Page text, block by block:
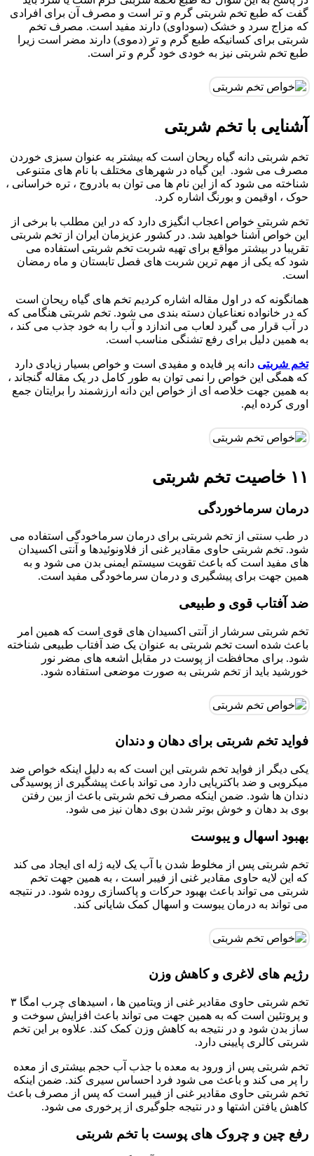
گفت که طبع تخم شربتی گرم و تر است و مصرف آن برای افرادی
که مزاج سرد و خشک (سوداوی) دارند مفید است. مصرف تخم
شربتی برای کسانیکه طبع گرم و تر (دموی) دارند مضر است زیرا
طبع تخم شربتی نیز به خودی خود گرم و تر است‌.
آشنایی با تخم شربتی
تخم شربتی دانه گیاه ریحان است که بیشتر به عنوان سبزی خوردن
مصرف می شود. این گیاه در شهرهای مختلف با نام های متنوعی
شناخته می شود که از این نام ها می توان به بادروج ، تره خراسانی ،
حوک ، اوقیمن و بورنگ اشاره کرد.
تخم شربتی خواص اعجاب انگیزی دارد که در این مطلب با برخی از
این خواص آشنا خواهید شد. در کشور عزیزمان ایران از تخم شربتی
تقریبا در بیشتر مواقع برای تهیه شربت تخم شربتی استفاده می
شود که یکی از مهم ترین شربت های فصل تابستان و ماه رمضان
است.
همانگونه که در اول مقاله اشاره کردیم تخم های گیاه ریحان است
که در خانواده نعناعیان دسته بندی می شود. تخم شربتی هنگامی که
در آب قرار می گیرد لعاب می اندازد و آب را به خود جذب می کند ،
به همین دلیل برای رفع تشنگی مناسب است.
تخم شربتی دانه پر فایده و مفیدی است و خواص بسیار زیادی دارد
که همگی این خواص را نمی توان به طور کامل در یک مقاله گنجاند ،
به همین جهت خلاصه ای از خواص این دانه ارزشمند را برایتان جمع
اوری کرده ایم.
۱۱ خاصیت تخم شربتی
درمان سرماخوردگی
در طب سنتی از تخم شربتی برای درمان سرماخودگی استفاده می
شود. تخم شربتی حاوی مقادیر غنی از فلاونوئیدها و آنتی اکسیدان
های مفید است که باعث تقویت سیستم ایمنی بدن می شود و به
همین جهت برای پیشگیری و درمان سرماخودگی مفید است.
ضد آفتاب قوی و طبیعی
تخم شربتی سرشار از آنتی اکسیدان های قوی است که همین امر
باعث شده است تخم شربتی به عنوان یک ضد آفتاب طبیعی شناخته
شود. برای محافظت از پوست در مقابل اشعه های مضر نور
خورشید باید از تخم شربتی به صورت موضعی استفاده شود.
فواید تخم شربتی برای دهان و دندان
یکی دیگر از فواید تخم شربتی این است که به دلیل اینکه خواص ضد
میکروبی و ضد باکتریایی دارد می تواند باعث پیشگیری از پوسیدگی
دندان ها شود. ضمن اینکه مصرف تخم شربتی باعث از بین رفتن
بوی بد دهان و خوش بوتر شدن بوی دهان نیز می شود.
بهبود اسهال و یبوست
تخم شربتی پس از مخلوط شدن با آب یک لایه ژله ای ایجاد می کند
که این لایه حاوی مقادیر غنی از فیبر است ، به همین جهت تخم
شربتی می تواند باعث بهبود حرکات و پاکسازی روده شود. در نتیجه
می تواند به درمان یبوست و اسهال کمک شایانی کند.
رژیم های لاغری و کاهش وزن
تخم شربتی حاوی مقادیر غنی از ویتامین ها ، اسیدهای چرب امگا ۳
و پروتئین است که به همین جهت می تواند باعث افزایش سوخت و
ساز بدن شود و در نتیجه به کاهش وزن کمک کند. علاوه بر این تخم
شربتی کالری پایینی دارد.
تخم شربتی پس از ورود به معده با جذب آب حجم بیشتری از معده
را پر می کند و باعث می شود فرد احساس سیری کند. ضمن اینکه
تخم شربتی حاوی مقادیر غنی از فیبر است که پس از مصرف باعث
کاهش یافتن اشتها و در نتیجه جلوگیری از پرخوری می شود.
رفع چین و چروک های پوست با تخم شربتی